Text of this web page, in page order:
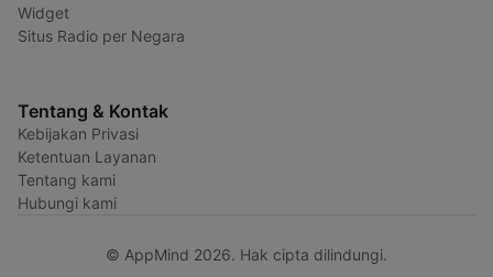
Widget
Situs Radio per Negara
Tentang & Kontak
Kebijakan Privasi
Ketentuan Layanan
Tentang kami
Hubungi kami
© AppMind 2026. Hak cipta dilindungi.